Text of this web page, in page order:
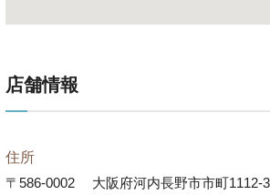
店舗情報
住所
〒586-0002 大阪府河内長野市市町